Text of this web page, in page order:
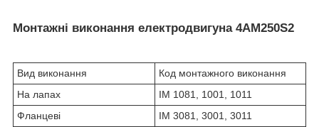
Монтажні виконання електродвигуна 4АМ250S2
Вид виконання
Код монтажного виконання
На лапах
IM 1081, 1001, 1011
Фланцеві
IM 3081, 3001, 3011